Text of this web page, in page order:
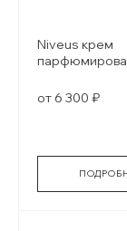
Niveus крем
от 6 300 ₽